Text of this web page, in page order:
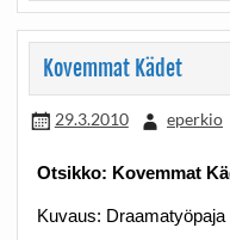
Kovemmat Kädet
29.3.2010 eperkio
Otsikko: Kovemmat
Kuvaus: